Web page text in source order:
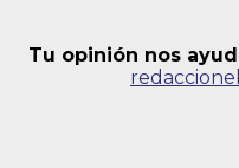
Tu opinión nos